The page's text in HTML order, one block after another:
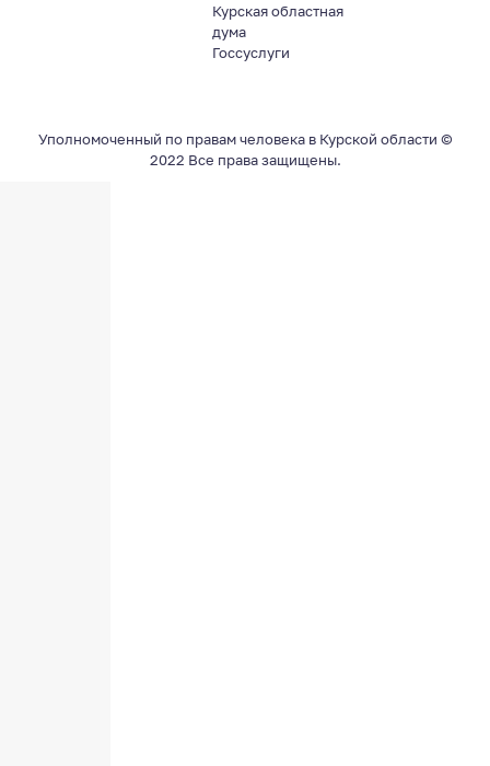
Курская областная
дума
Госсуслуги
Уполномоченный по правам человека в Курской области ©
2022 Все права защищены.